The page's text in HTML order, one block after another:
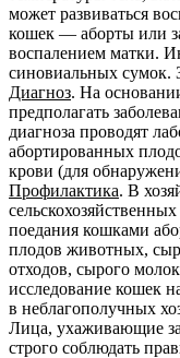
может развиваться
кошек — аборты или
воспалением матки.
синовиальных сумок.
Диагноз. На
предполагать
диагноза проводят
абортированных
крови (для
Профилактика. В
поедания кошками
плодов животных,
отходов, сырого
исследование кошек
в неблагополучных
Лица, ухаживающие
строго соблюдать